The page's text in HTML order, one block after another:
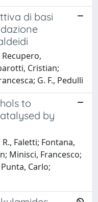
di basi
Cristian;
G. F., Pedulli
to
by
Faletti; Fontana,
Minisci, Francesco;
Carlo;